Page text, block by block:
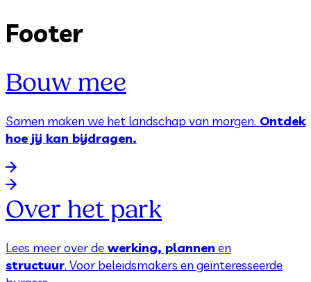
Footer
Bouw mee
Samen maken we het landschap van morgen. Ontdek
hoe jij kan bijdragen.
Over het park
Lees meer over de werking, plannen en
structuur. Voor beleidsmakers en geïnteresseerde